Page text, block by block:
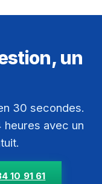
un
30 secondes.
avec un
10 91 61